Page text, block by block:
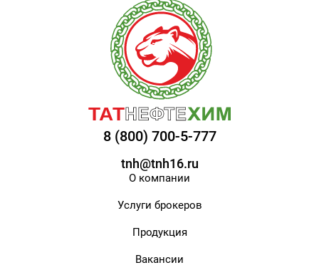
8 (800) 700-5-777
tnh@tnh16.ru
О компании
Услуги брокеров
Продукция
Вакансии